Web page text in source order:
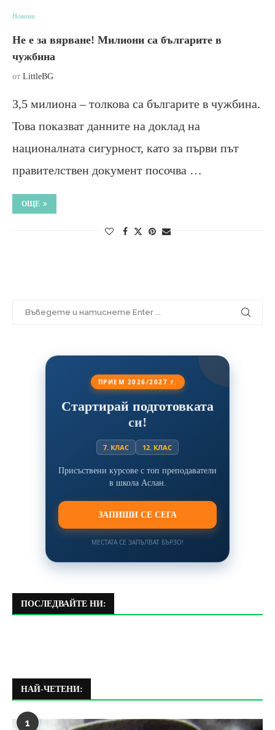
Новини
Не е за вярване! Милиони са българите в
чужбина
от LittleBG
3,5 милиона – толкова са българите в чужбина.
Това показват данните на доклад на
националната сигурност, като за първи път
правителствен документ посочва …
ОЩЕ
ПРИЕМ 2026/2027 г.
Стартирай подготовката
си!
7. КЛАС 12. КЛАС
Присъствени курсове с топ преподаватели
в школа Аслан.
ЗАПИШИ СЕ СЕГА
МЕСТАТА СЕ ЗАПЪЛВАТ БЪРЗО!
ПОСЛЕДВАЙТЕ НИ:
НАЙ-ЧЕТЕНИ:
1